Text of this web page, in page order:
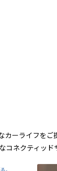
カーライフを
ネクティッ